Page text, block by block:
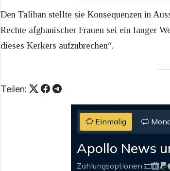
Den Taliban stellte sie Konsequenzen in
Rechte afghanischer Frauen sei ein langer
dieses Kerkers aufzubrechen“.
Teilen:
Einmalig
Apollo News
Zahlungsoptionen: